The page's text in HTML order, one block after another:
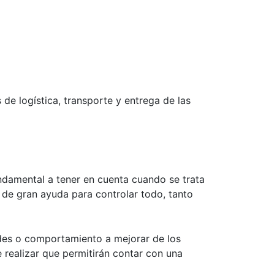
de logística, transporte y entrega de las
a tener en cuenta cuando se trata
de gran ayuda para controlar todo, tanto
o comportamiento a mejorar de los
que permitirán contar con una